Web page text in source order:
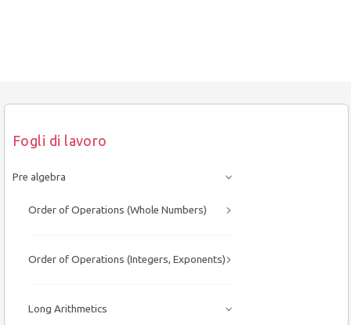
Fogli di lavoro
Pre algebra
Order of Operations (Whole Numbers)
Order of Operations (Integers, Exponents)
Long Arithmetics